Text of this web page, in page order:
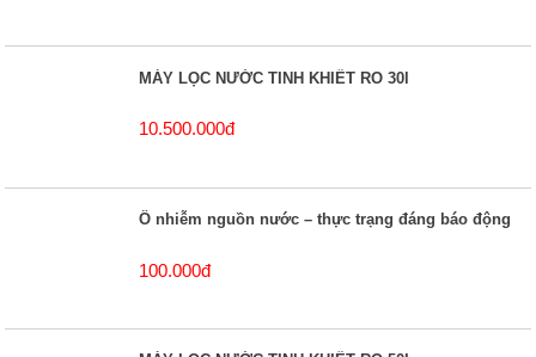
MÁY LỌC NƯỚC TINH KHIẾT RO 30l
10.500.000đ
Ô nhiễm nguồn nước – thực trạng đáng báo động
100.000đ